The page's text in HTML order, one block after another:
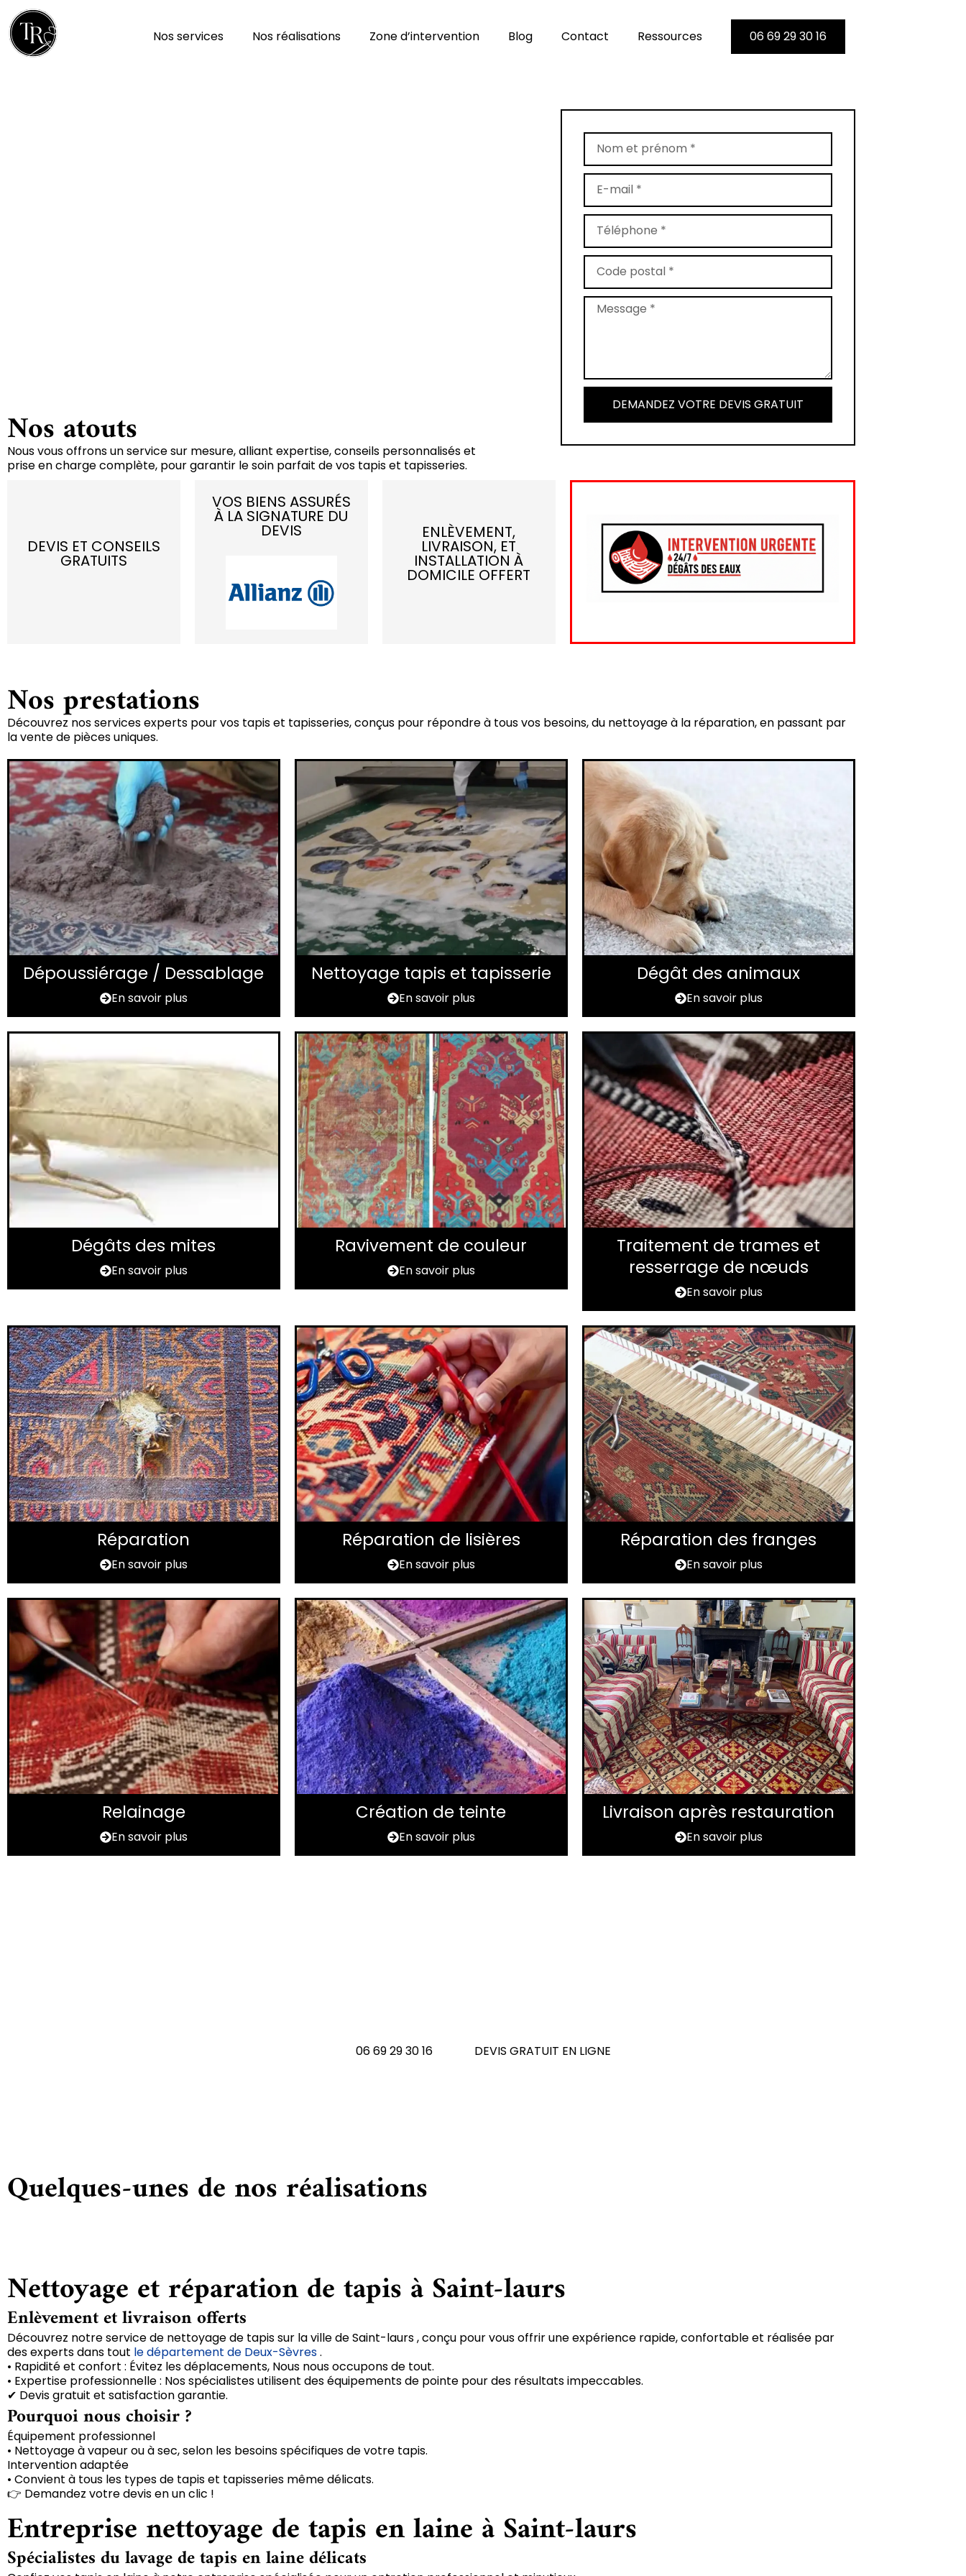
Nos services Nos réalisations Zone d’intervention Blog Contact Ressources 06 69 29 30 16
DEMANDEZ VOTRE DEVIS GRATUIT
Nos atouts
Nous vous offrons un service sur mesure, alliant expertise, conseils personnalisés et
prise en charge complète, pour garantir le soin parfait de vos tapis et tapisseries.
DEVIS ET CONSEILS
GRATUITS
VOS BIENS ASSURÉS
À LA SIGNATURE DU
DEVIS ENLÈVEMENT,
LIVRAISON, ET
INSTALLATION À
DOMICILE OFFERT
Nos prestations
Découvrez nos services experts pour vos tapis et tapisseries, conçus pour répondre à tous vos besoins, du nettoyage à la réparation, en passant par
la vente de pièces uniques.
Dépoussiérage / Dessablage
En savoir plus
Nettoyage tapis et tapisserie
En savoir plus
Dégât des animaux
En savoir plus
Dégâts des mites
En savoir plus
Ravivement de couleur
En savoir plus
Traitement de trames et
resserrage de nœuds
En savoir plus
Réparation
En savoir plus
Réparation de lisières
En savoir plus
Réparation des franges
En savoir plus
Relainage
En savoir plus
Création de teinte
En savoir plus
Livraison après restauration
En savoir plus
06 69 29 30 16 DEVIS GRATUIT EN LIGNE
Quelques-unes de nos réalisations
Nettoyage et réparation de tapis à Saint-laurs
Enlèvement et livraison offerts
Découvrez notre service de nettoyage de tapis sur la ville de Saint-laurs , conçu pour vous offrir une expérience rapide, confortable et réalisée par
des experts dans tout le département de Deux-Sèvres.
• Rapidité et confort : Évitez les déplacements, Nous nous occupons de tout.
• Expertise professionnelle : Nos spécialistes utilisent des équipements de pointe pour des résultats impeccables.
✔ Devis gratuit et satisfaction garantie.
Pourquoi nous choisir ?
Équipement professionnel
• Nettoyage à vapeur ou à sec, selon les besoins spécifiques de votre tapis.
Intervention adaptée
• Convient à tous les types de tapis et tapisseries même délicats.
👉 Demandez votre devis en un clic !
Entreprise nettoyage de tapis en laine à Saint-laurs
Spécialistes du lavage de tapis en laine délicats